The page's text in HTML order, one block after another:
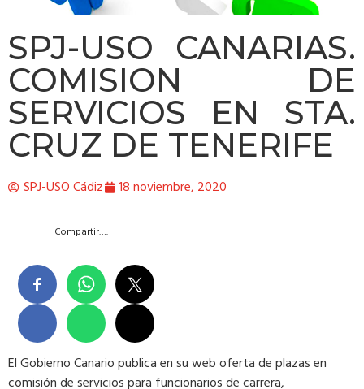
SPJ-USO CANARIAS.
COMISION DE
SERVICIOS EN STA.
CRUZ DE TENERIFE
SPJ-USO Cádiz 18 noviembre, 2020
Compartir….
El Gobierno Canario publica en su web oferta de plazas en
comisión de servicios para funcionarios de carrera,